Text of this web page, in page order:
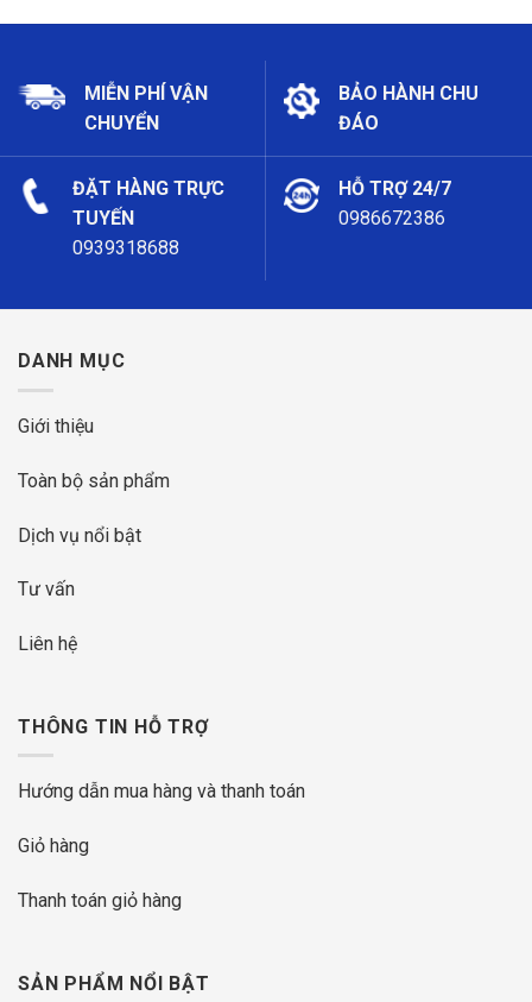
MIỄN PHÍ VẬN
CHUYỂN
BẢO HÀNH CHU
ĐÁO
ĐẶT HÀNG TRỰC
TUYẾN
0939318688
HỖ TRỢ 24/7
0986672386
DANH MỤC
Giới thiệu
Toàn bộ sản phẩm
Dịch vụ nổi bật
Tư vấn
Liên hệ
THÔNG TIN HỖ TRỢ
Hướng dẫn mua hàng và thanh toán
Giỏ hàng
Thanh toán giỏ hàng
SẢN PHẨM NỔI BẬT